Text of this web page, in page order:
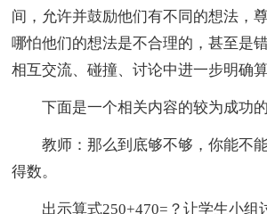
间，允许并鼓励他们有不同的想法，
哪怕他们的想法是不合理的，甚至是
相互交流、碰撞、讨论中进一步明确算
下面是一个相关内容的较为成功的
教师：那么到底够不够，你能不能
得数。
出示算式250+470=？让学生小组